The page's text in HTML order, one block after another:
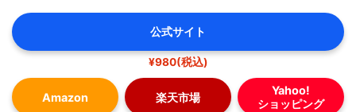
公式サイト
¥980(税込)
Amazon 楽天市場
Yahoo!
ショッピング